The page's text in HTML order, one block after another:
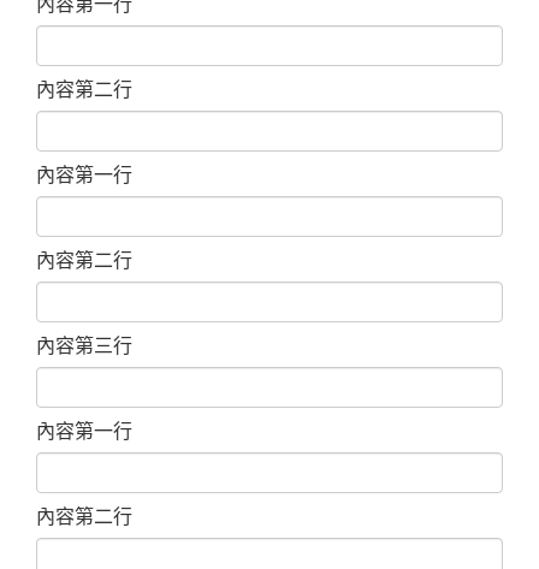
內容第二行
內容第一行
內容第二行
內容第三行
內容第一行
內容第二行